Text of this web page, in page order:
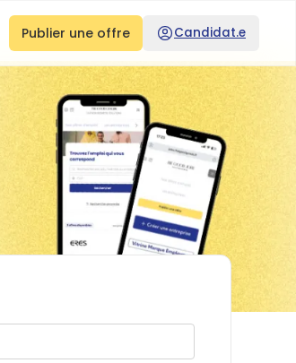
Publier une offre Candidat.e